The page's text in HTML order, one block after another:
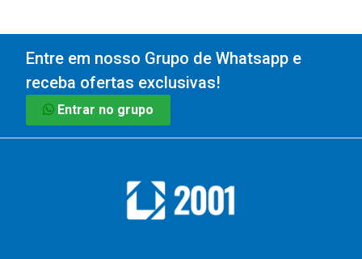
Entre em nosso Grupo de Whatsapp e
receba ofertas exclusivas!
Entrar no grupo